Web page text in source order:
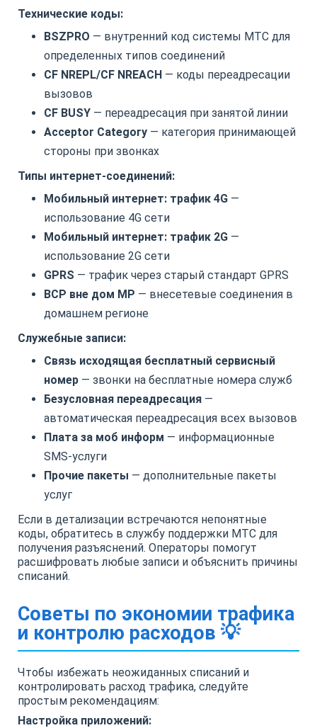
Технические коды:
BSZPRO — внутренний код системы МТС для
определенных типов соединений
CF NREPL/CF NREACH — коды переадресации
вызовов
CF BUSY — переадресация при занятой линии
Acceptor Category — категория принимающей
стороны при звонках
Типы интернет-соединений:
Мобильный интернет: трафик 4G —
использование 4G сети
Мобильный интернет: трафик 2G —
использование 2G сети
GPRS — трафик через старый стандарт GPRS
ВСР вне дом МР — внесетевые соединения в
домашнем регионе
Служебные записи:
Связь исходящая бесплатный сервисный
номер — звонки на бесплатные номера служб
Безусловная переадресация —
автоматическая переадресация всех вызовов
Плата за моб информ — информационные
SMS-услуги
Прочие пакеты — дополнительные пакеты
услуг
Если в детализации встречаются непонятные
коды, обратитесь в службу поддержки МТС для
получения разъяснений. Операторы помогут
расшифровать любые записи и объяснить причины
списаний.
Советы по экономии трафика
и контролю расходов 💡
Чтобы избежать неожиданных списаний и
контролировать расход трафика, следуйте
простым рекомендациям:
Настройка приложений: